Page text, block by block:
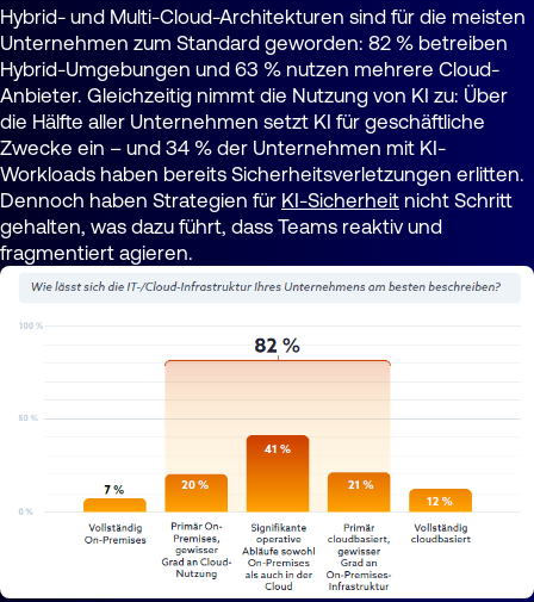
Hybrid- und Multi-Cloud-Architekturen sind für die meisten
Unternehmen zum Standard geworden: 82 % betreiben
Hybrid-Umgebungen und 63 % nutzen mehrere Cloud-
Anbieter. Gleichzeitig nimmt die Nutzung von KI zu: Über
die Hälfte aller Unternehmen setzt KI für geschäftliche
Zwecke ein – und 34 % der Unternehmen mit KI-
Workloads haben bereits Sicherheitsverletzungen erlitten.
Dennoch haben Strategien für KI-Sicherheit nicht Schritt
gehalten, was dazu führt, dass Teams reaktiv und
fragmentiert agieren.